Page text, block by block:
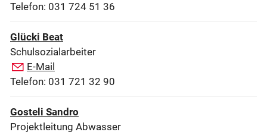
Telefon: 031 724 51 36
Glücki Beat
Schulsozialarbeiter
E-Mail
Telefon: 031 721 32 90
Gosteli Sandro
Projektleitung Abwasser